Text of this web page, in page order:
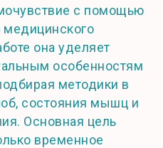
с помощью
медицинского
она уделяет
особенностям
методики в
состояния мышц и
Основная цель
временное